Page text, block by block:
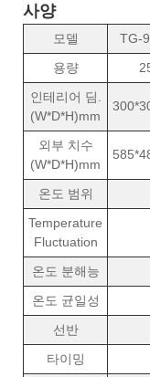
사양
모델 TG-
용량
인테리어 딤.
(W*D*H)mm
외부 치수
(W*D*H)mm
온도 범위
Temperature
Fluctuation
온도 분해능
온도 균일성
선반
타이밍